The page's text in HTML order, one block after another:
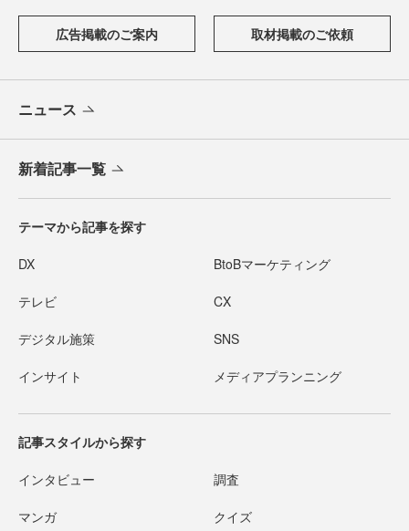
広告掲載のご案内 取材掲載のご依頼
ニュース
新着記事一覧
テーマから記事を探す
DX BtoBマーケティング
テレビ CX
デジタル施策 SNS
インサイト メディアプランニング
記事スタイルから探す
インタビュー 調査
マンガ クイズ